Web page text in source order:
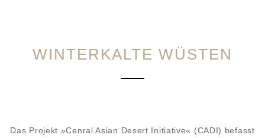
WINTERKALTE WÜSTEN
Das Projekt »Cenral Asian Desert Initiative« (CADI) befasst